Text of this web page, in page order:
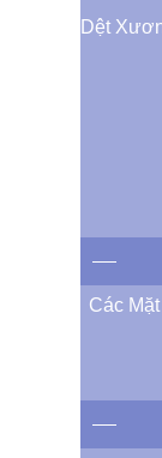
Các